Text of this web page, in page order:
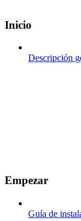
Inicio
Descripción
Empezar
Guía de